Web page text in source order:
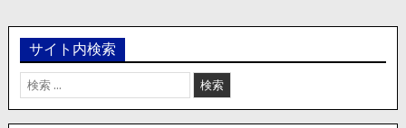
サイト内検索
検
索: